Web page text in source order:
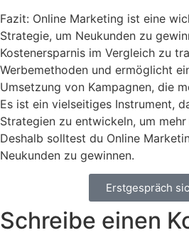
Fazit: Online Marketing ist eine
Strategie, um Neukunden zu
Kostenersparnis im Vergleich zu
Werbemethoden und ermöglicht
Umsetzung von Kampagnen, die
Es ist ein vielseitiges Instrument,
Strategien zu entwickeln, um mehr
Deshalb solltest du Online
Neukunden zu gewinnen.
Erstgespräch
Schreibe einen